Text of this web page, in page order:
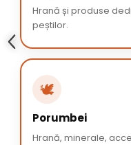
Hrană și produse
peștilor.
🕊️
Porumbei
Hrană, minerale,